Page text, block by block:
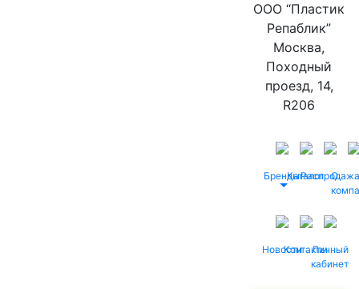
ООО “Пластик
Репаблик”
Москва,
Походный
проезд, 14,
R206
БрендыКаталог
Распродажа
О
НовостиКонтактыЛичный
кабинет